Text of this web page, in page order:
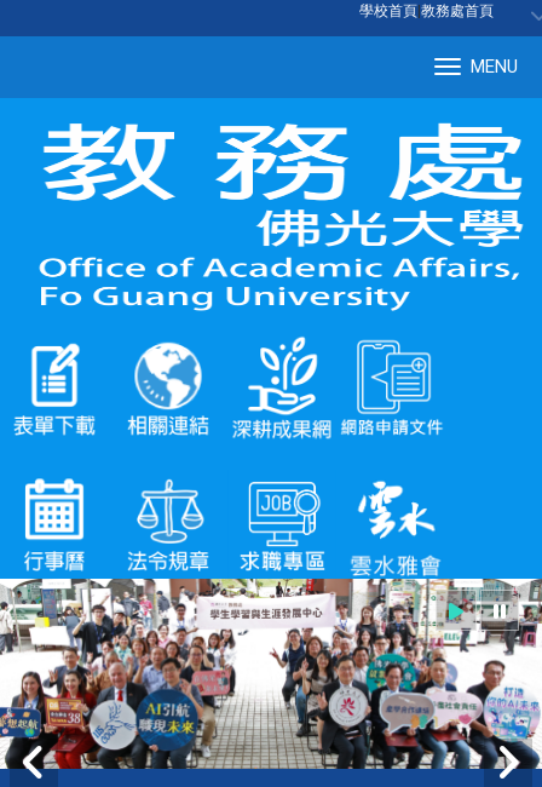
學校首頁 教務處首頁
MENU